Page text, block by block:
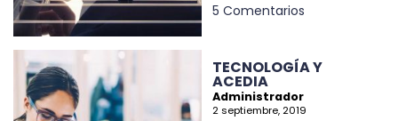
5 Comentarios
TECNOLOGÍA Y
ACEDIA
Administrador
2 septiembre, 2019